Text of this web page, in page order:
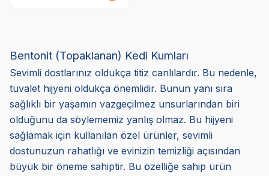
Bentonit (Topaklanan) Kedi Kumları
Sevimli dostlarınız oldukça titiz canlılardır. Bu nedenle,
tuvalet hijyeni oldukça önemlidir. Bunun yanı sıra
sağlıklı bir yaşamın vazgeçilmez unsurlarından biri
olduğunu da söylememiz yanlış olmaz. Bu hijyeni
sağlamak için kullanılan özel ürünler, sevimli
dostunuzun rahatlığı ve evinizin temizliği açısından
büyük bir öneme sahiptir. Bu özelliğe sahip ürün